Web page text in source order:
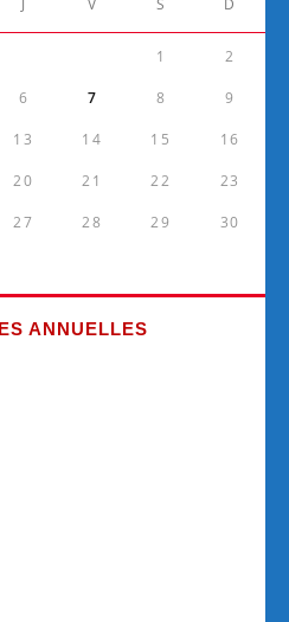
1 2
6 7 8 9
13 14 15 16
20 21 22 23
27 28 29 30
ANNUELLES